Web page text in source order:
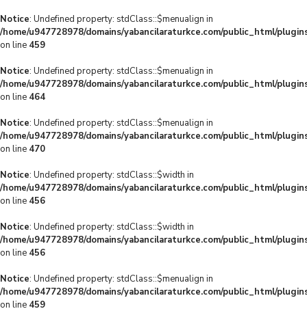
Notice: Undefined property: stdClass::$menualign in
/home/u947728978/domains/yabancilaraturkce.com/public_html/
on line 459
Notice: Undefined property: stdClass::$menualign in
/home/u947728978/domains/yabancilaraturkce.com/public_html/
on line 464
Notice: Undefined property: stdClass::$menualign in
/home/u947728978/domains/yabancilaraturkce.com/public_html/
on line 470
Notice: Undefined property: stdClass::$width in
/home/u947728978/domains/yabancilaraturkce.com/public_html/
on line 456
Notice: Undefined property: stdClass::$width in
/home/u947728978/domains/yabancilaraturkce.com/public_html/
on line 456
Notice: Undefined property: stdClass::$menualign in
/home/u947728978/domains/yabancilaraturkce.com/public_html/
on line 459